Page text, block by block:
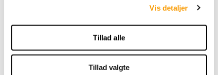
Vis detaljer
Tillad alle
Tillad valgte